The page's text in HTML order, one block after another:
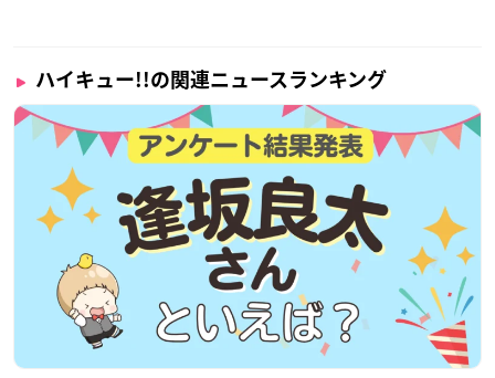
ハイキュー!!の関連ニュースランキング